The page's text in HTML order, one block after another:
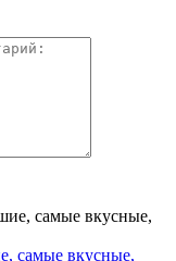
самые вкусные,